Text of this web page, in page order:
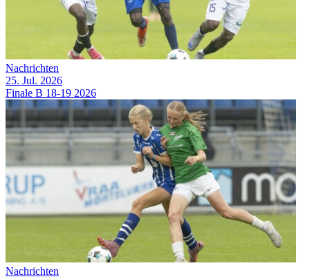
Nachrichten
25. Jul. 2026
Finale B 18-19 2026
Nachrichten